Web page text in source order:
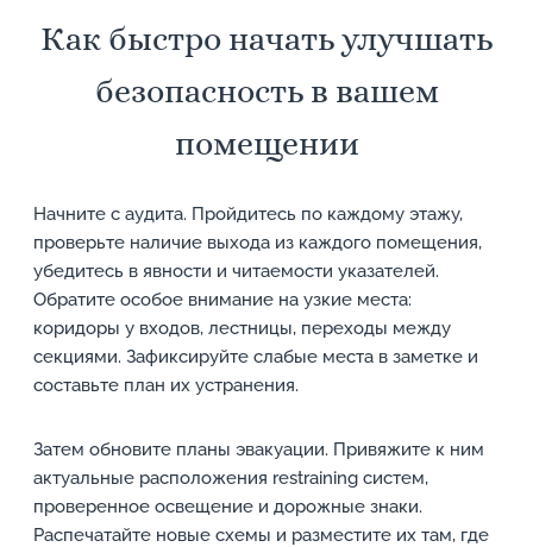
Как быстро начать улучшать
безопасность в вашем
помещении
Начните с аудита. Пройдитесь по каждому этажу,
проверьте наличие выхода из каждого помещения,
убедитесь в явности и читаемости указателей.
Обратите особое внимание на узкие места:
коридоры у входов, лестницы, переходы между
секциями. Зафиксируйте слабые места в заметке и
составьте план их устранения.
Затем обновите планы эвакуации. Привяжите к ним
актуальные расположения restraining систем,
проверенное освещение и дорожные знаки.
Распечатайте новые схемы и разместите их там, где